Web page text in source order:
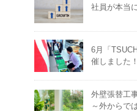
社員が本当
6月「
催しました
外壁張替工
～外からで